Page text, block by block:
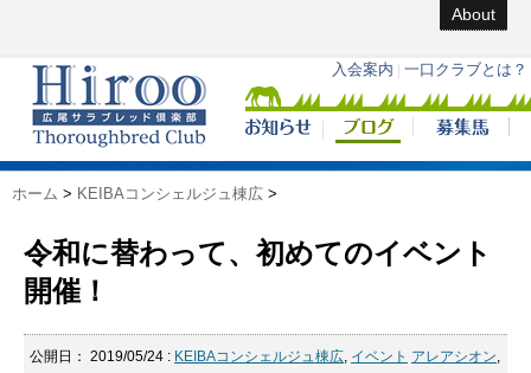
About
ホーム > KEIBAコンシェルジュ棟広 >
令和に替わって、初めてのイベント
開催！
公開日： 2019/05/24 : KEIBAコンシェルジュ棟広, イベント アレアシオン,